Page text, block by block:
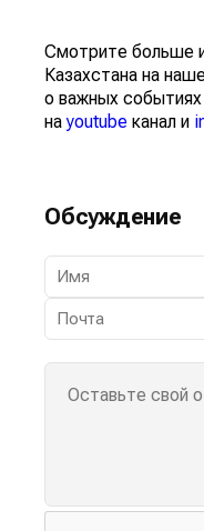
Смотрите больше
Казахстана на
о важных событиях
наyoutube канал и
Обсуждение